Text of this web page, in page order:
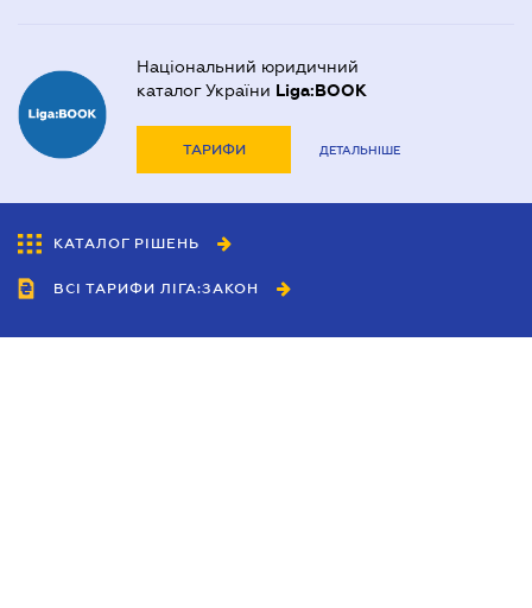
Національний юридичний
каталог України Liga:BOOK
ТАРИФИ ДЕТАЛЬНІШЕ
КАТАЛОГ РІШЕНЬ
ВСІ ТАРИФИ ЛІГА:ЗАКОН